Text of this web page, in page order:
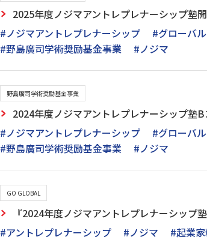
2025年度ノジマアントレプレナーシップ塾
#ノジマアントレプレナーシップ
#グローバ
#野島廣司学術奨励基金事業
#ノジマ
野島廣司学術奨励基金事業
2024年度ノジマアントレプレナーシップ塾
#ノジマアントレプレナーシップ
#グローバ
#野島廣司学術奨励基金事業
#ノジマ
GO GLOBAL
『2024年度ノジマアントレプレナーシップ
#アントレプレナーシップ
#ノジマ #起業